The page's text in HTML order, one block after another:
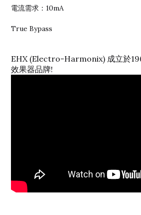
電流需求：10mA
True Bypass
EHX (Electro-Harmonix) 成立於
效果器品牌!